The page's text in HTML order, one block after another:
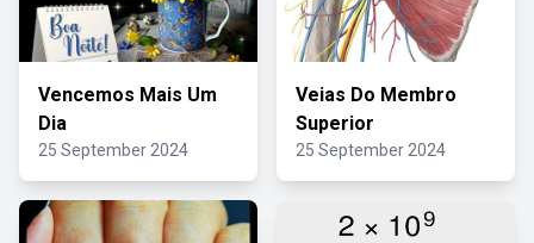
Vencemos Mais Um
Dia
25 September 2024
Veias Do Membro
Superior
25 September 2024